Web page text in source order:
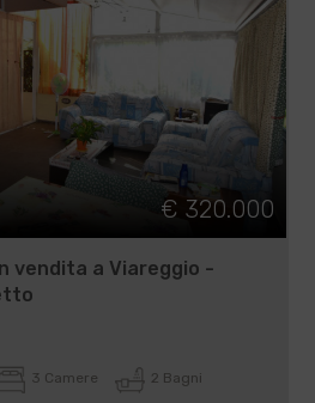
€ 320.000
vendita a Viareggio -
3 Camere 2 Bagni